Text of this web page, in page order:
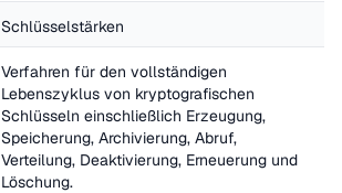
Schlüsselstärken
Verfahren für den vollständigen
Lebenszyklus von kryptografischen
Schlüsseln einschließlich Erzeugung,
Speicherung, Archivierung, Abruf,
Verteilung, Deaktivierung, Erneuerung und
Löschung.